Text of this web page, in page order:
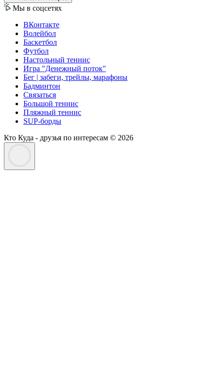
Мы в соцсетях
ВКонтакте
Волейбол
Баскетбол
Футбол
Настольный теннис
Игра "Денежный поток"
Бег | забеги, трейлы, марафоны
Бадминтон
Связаться
Большой теннис
Пляжный теннис
SUP-борды
Кто Куда - друзья по интересам © 2026